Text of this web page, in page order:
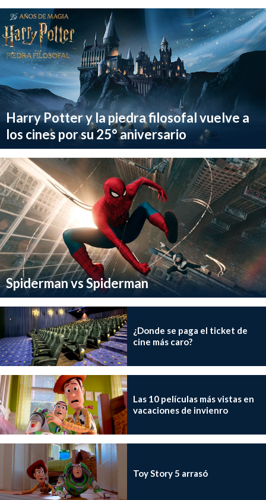
Harry Potter y la piedra filosofal vuelve a
los cines por su 25° aniversario
Spiderman vs Spiderman
¿Donde se paga el ticket de
cine más caro?
Las 10 películas más vistas en
vacaciones de invienro
Toy Story 5 arrasó